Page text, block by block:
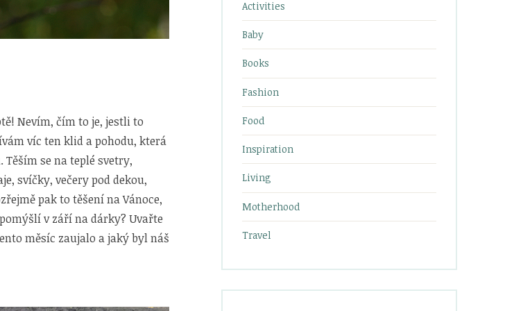
Nevím, čím to je, jestli to
víc ten klid a pohodu, která
se na teplé svetry,
svíčky, večery pod dekou,
pak to těšení na Vánoce,
v září na dárky? Uvařte
měsíc zaujalo a jaký byl náš
Activities
Baby
Books
Fashion
Food
Inspiration
Living
Motherhood
Travel